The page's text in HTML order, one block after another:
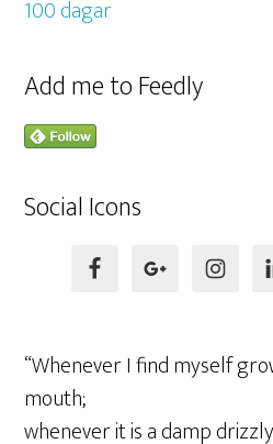
Add me to Feedly
Social Icons
“Whenever I find myself
mouth;
whenever it is a damp